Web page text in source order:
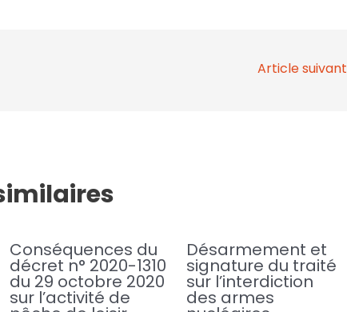
Article suivant
Conséquences du
décret n° 2020-1310
du 29 octobre 2020
sur l’activité de
Désarmement et
signature du traité
sur l’interdiction
des armes